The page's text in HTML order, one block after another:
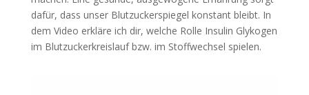
dafür, dass unser Blutzuckerspiegel konstant bleibt. In
dem Video erkläre ich dir, welche Rolle Insulin Glykogen
im Blutzuckerkreislauf bzw. im Stoffwechsel spielen.